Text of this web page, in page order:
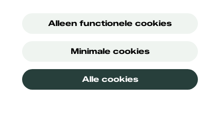
Alleen functionele cookies
Minimale cookies
Alle cookies